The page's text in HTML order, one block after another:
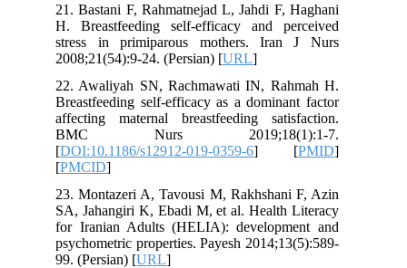
21. Bastani F, Rahmatnejad L, Jahdi F, Haghani
H. Breastfeeding self-efficacy and perceived
stress in primiparous mothers. Iran J Nurs
2008;21(54):9-24. (Persian) [URL
22. Awaliyah SN, Rachmawati IN, Rahmah H.
Breastfeeding self-efficacy as a dominant factor
affecting maternal breastfeeding satisfaction.
BMC Nurs 2019;18(1):1-7.
[DOI:10.1186/s12912-019-0359-6 ] [PMID
[PMCID
23. Montazeri A, Tavousi M, Rakhshani F, Azin
SA, Jahangiri K, Ebadi M, et al. Health Literacy
for Iranian Adults (HELIA): development and
psychometric properties. Payesh 2014;13(5):589-
99. (Persian) [URL